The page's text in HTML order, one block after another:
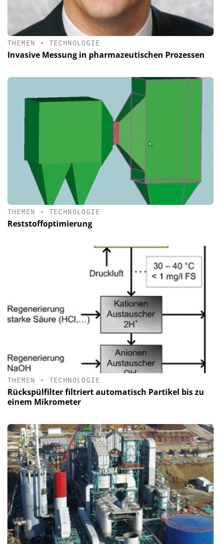
THEMEN • TECHNOLOGIE
Invasive Messung in pharmazeutischen Prozessen
THEMEN • TECHNOLOGIE
Reststoffoptimierung
THEMEN • TECHNOLOGIE
Rückspülfilter filtriert automatisch Partikel bis zu
einem Mikrometer